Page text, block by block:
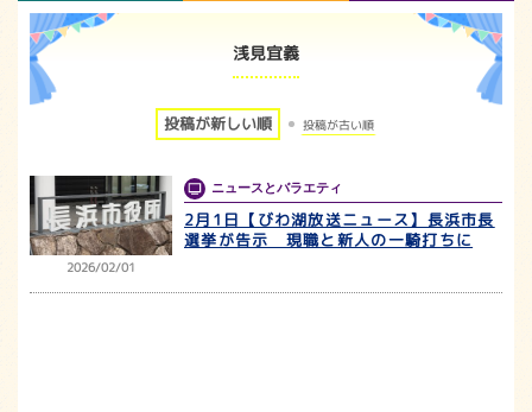
浅見宜義
投稿が新しい順 投稿が古い順
2026/02/01
ニュースとバラエティ
2月1日【びわ湖放送ニュース】長浜市長
選挙が告示 現職と新人の一騎打ちに